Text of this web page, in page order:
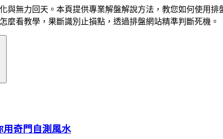
與無力回天。本頁提供專業解盤解說方法，教您如何使用
麼看教學，果斷識別止損點，透過排盤網站精準判斷死機。
用奇門自測風水